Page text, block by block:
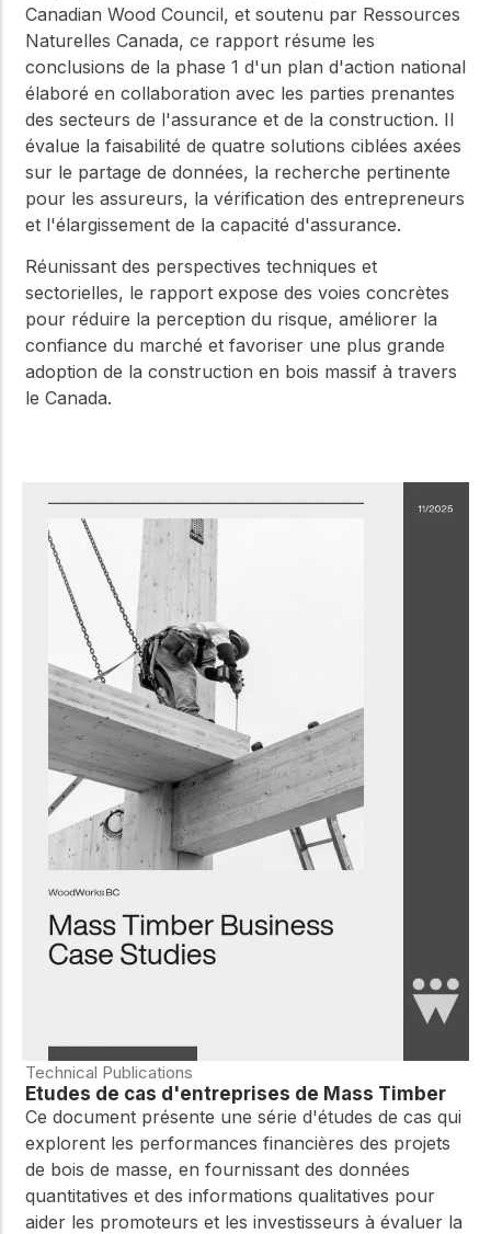
Canadian Wood Council, et soutenu par Ressources
Naturelles Canada, ce rapport résume les
conclusions de la phase 1 d'un plan d'action national
élaboré en collaboration avec les parties prenantes
des secteurs de l'assurance et de la construction. Il
évalue la faisabilité de quatre solutions ciblées axées
sur le partage de données, la recherche pertinente
pour les assureurs, la vérification des entrepreneurs
et l'élargissement de la capacité d'assurance.
Réunissant des perspectives techniques et
sectorielles, le rapport expose des voies concrètes
pour réduire la perception du risque, améliorer la
confiance du marché et favoriser une plus grande
adoption de la construction en bois massif à travers
le Canada.
Technical Publications
Études de cas d'entreprises de Mass Timber
Ce document présente une série d'études de cas qui
explorent les performances financières des projets
de bois de masse, en fournissant des données
quantitatives et des informations qualitatives pour
aider les promoteurs et les investisseurs à évaluer la